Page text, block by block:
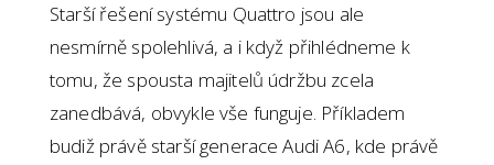
Starší řešení systému Quattro jsou ale
nesmírně spolehlivá, a i když přihlédneme k
tomu, že spousta majitelů údržbu zcela
zanedbává, obvykle vše funguje. Příkladem
budiž právě starší generace Audi A6, kde právě